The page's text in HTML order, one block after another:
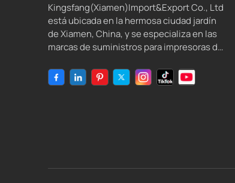
Kingsfang(Xiamen)Import&Export Co., Ltd
está ubicada en la hermosa ciudad jardín
de Xiamen, China, y se especializa en las
marcas de suministros para impresoras de
inyección de tinta.